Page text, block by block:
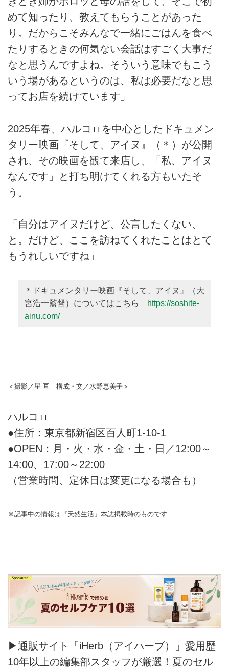
めて知ったり、教えてもらうことがあった
り。だからこそみんなで一緒にごはんを食べ
たりするときの何気ない会話はすごく大事だ
なと思うんですよね。そういう意味でもこう
いう場があるというのは、私は必要だなと思
ってお店を続けています」
2025年春、ハルコㇿを中心としたドキュメン
タリー映画『そして、アイヌ』（＊）が公開
され、その映画を観て来店し、「私、アイヌ
なんです」と打ち明けてくれる方もいたそ
う。
「自分はアイヌだけど、公言したくない、
と。だけど、ここを訪ねてくれたことはとて
もうれしいですね」
＊ドキュメンタリー映画『そして、アイヌ』（大
宮浩一監督）についてはこちら
https://soshite-
ainu.com/
＜撮影／星 亘 構成・文／水野恵美子＞
ハルコㇿ
●住所：東京都新宿区百人町1-10-1
●OPEN：月・火・水・金・土・日／12:00～
14:00、17:00～22:00
（営業時間、定休日は変更になる場合も）
※記事中の情報は『天然生活』本誌掲載時のものです
▶通販サイト「iHerb（アイハーブ）」愛用歴
10年以上の編集部スタッフが厳選！夏のセル